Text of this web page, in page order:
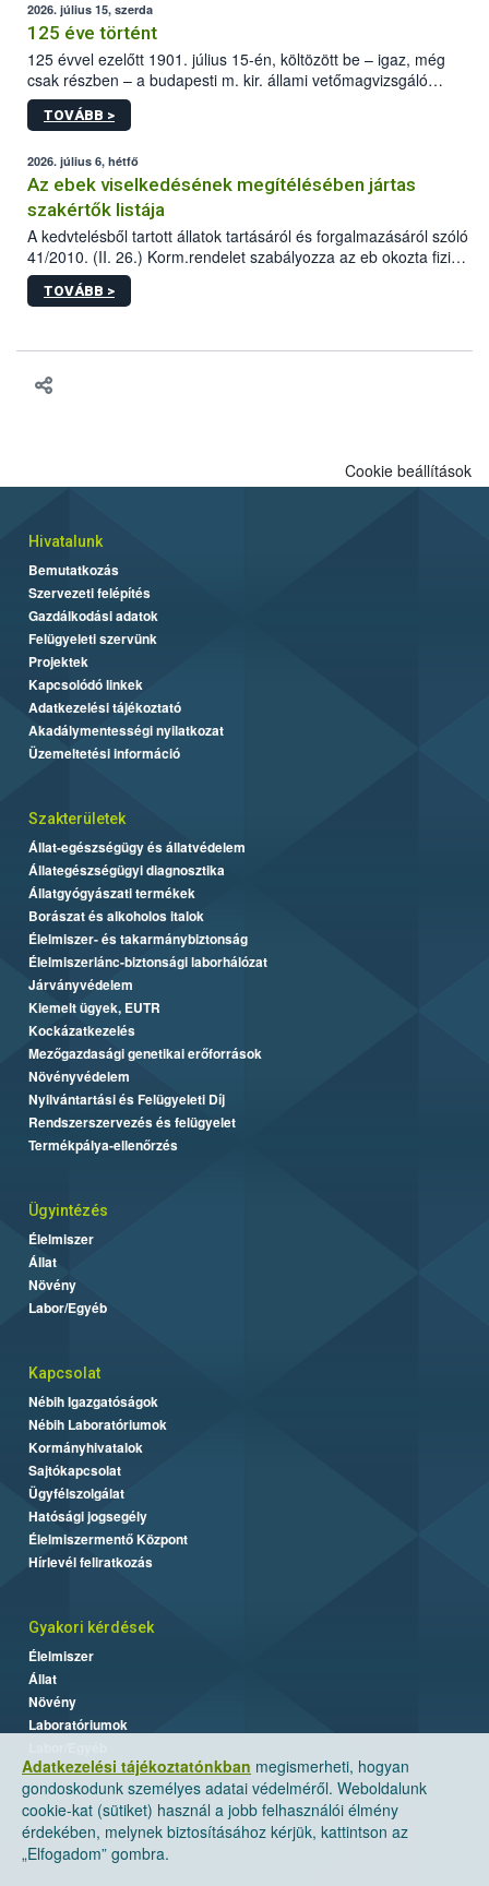
2026. július 15, szerda
125 éve történt
125 évvel ezelőtt 1901. július 15-én, költözött be – igaz, még
csak részben – a budapesti m. kir. állami vetőmagvizsgáló
állomás a Kis Rókus utca 15. szám alatti, Czigler Győző által
tervezett új épületébe.
TOVÁBB >
2026. július 6, hétfő
Az ebek viselkedésének megítélésében jártas
szakértők listája
A kedvtelésből tartott állatok tartásáról és forgalmazásáról szóló
41/2010. (II. 26.) Korm.rendelet szabályozza az eb okozta fizikai
sérülés, illetve ennek veszélye keletkezésekor felmerülő
hatósági feladatokat, valamint a veszélyes eb tartását és annak
TOVÁBB >
Adatkezelési tájékoztatónkban megismerheti, hogyan
gondoskodunk személyes adatai védelméről. Weboldalunk
cookie-kat (sütiket) használ a jobb felhasználói élmény
érdekében, melynek biztosításához kérjük, kattintson az
„Elfogadom” gombra.
Cookie beállítások
Hivatalunk
Bemutatkozás
Szervezeti felépítés
Gazdálkodási adatok
Felügyeleti szervünk
Projektek
Kapcsolódó linkek
Adatkezelési tájékoztató
Akadálymentességi nyilatkozat
Üzemeltetési információ
Szakterületek
Állat-egészségügy és állatvédelem
Állategészségügyi diagnosztika
Állatgyógyászati termékek
Borászat és alkoholos italok
Élelmiszer- és takarmánybiztonság
Élelmiszerlánc-biztonsági laborhálózat
Járványvédelem
Kiemelt ügyek, EUTR
Kockázatkezelés
Mezőgazdasági genetikai erőforrások
Növényvédelem
Nyilvántartási és Felügyeleti Díj
Rendszerszervezés és felügyelet
Termékpálya-ellenőrzés
Ügyintézés
Élelmiszer
Állat
Növény
Labor/Egyéb
Kapcsolat
Nébih Igazgatóságok
Nébih Laboratóriumok
Kormányhivatalok
Sajtókapcsolat
Ügyfélszolgálat
Hatósági jogsegély
Élelmiszermentő Központ
Hírlevél feliratkozás
Gyakori kérdések
Élelmiszer
Állat
Növény
Laboratóriumok